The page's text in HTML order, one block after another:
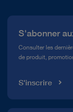
Service télé-
Médiathèque
S'abonner
Consulter les
de produit,
S'inscrire